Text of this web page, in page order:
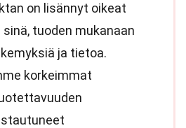
on lisännyt oikeat
tuoden mukanaan
ja tietoa.
korkeimmat